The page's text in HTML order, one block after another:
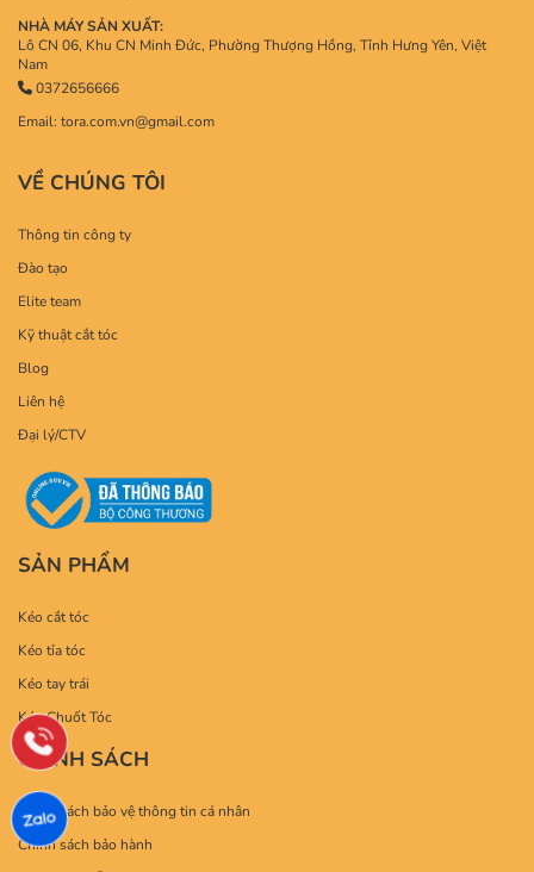
NHÀ MÁY SẢN XUẤT:
Lô CN 06, Khu CN Minh Đức, Phường Thượng Hồng, Tỉnh Hưng Yên, Việt
Nam
0372656666
Email: tora.com.vn@gmail.com
VỀ CHÚNG TÔI
Thông tin công ty
Đào tạo
Elite team
Kỹ thuật cắt tóc
Blog
Liên hệ
Đại lý/CTV
SẢN PHẨM
Kéo cắt tóc
Kéo tỉa tóc
Kéo tay trái
Kéo Chuốt Tóc
CHÍNH SÁCH
Chính sách bảo vệ thông tin cá nhân
Chính sách bảo hành